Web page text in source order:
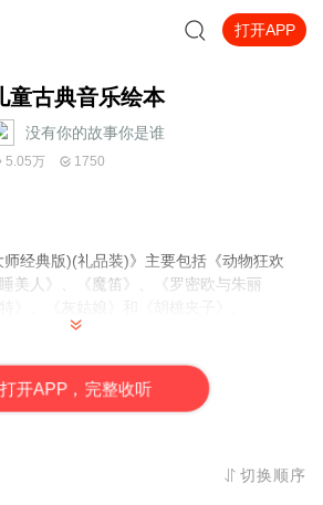
打开APP
童古典音乐绘本
没有你的故事你是谁
5.05万 1750
师经典版)(礼品装)》主要包括《动物狂欢
美人》、《魔笛》、《罗密欧与朱丽
：李小红 插图作者：（奥地利）多丽丝·埃
·布莱 （奥地利）彼得·弗里德
打开APP，完整收听
切换顺序